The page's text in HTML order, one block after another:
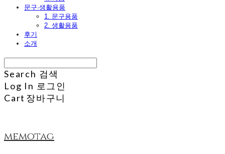
문구·생활용품
1. 문구용품
2. 생활용품
후기
소개
Search 검색
Log In 로그인
Cart 장바구니
memotag